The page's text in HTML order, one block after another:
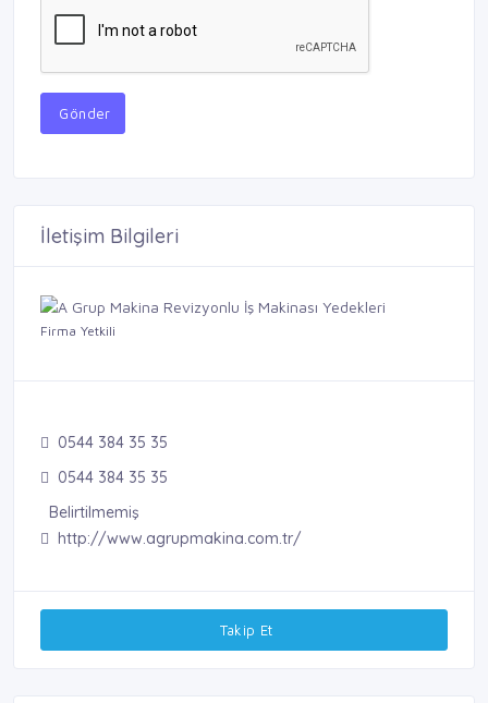
Gönder
İletişim Bilgileri
Firma Yetkili
0544 384 35 35
0544 384 35 35
Belirtilmemiş
http://www.agrupmakina.com.tr/
Takip Et